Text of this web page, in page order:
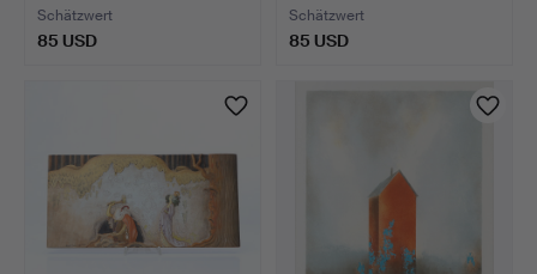
Schätzwert
85 USD
Schätzwert
85 USD